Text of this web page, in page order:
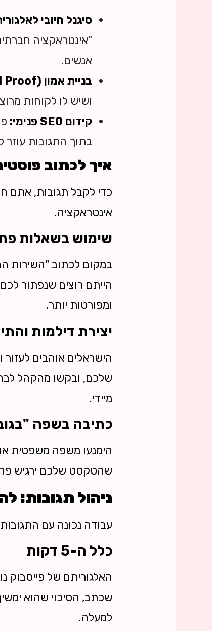
סיגנל חיובי
אנשים.
בניית אמון (Social Proof):
ושיש לו לקוחות
קידום SEO פנימי:
בתוך התגובות עוזר
איך לכתוב
כדי לקבל תגובות, אתם
אינטראקציה.
שימוש בשאלות
במקום לכתוב "השירות
הייתם רוצים שנפתור
ומפורטות יותר.
יצירת דילמות
הישראלים אוהבים
שלכם, ובקשו מהקהל
מיידי.
כתיבה בשפה
הימנעו משפה משפטית או
שהטקסט שלכם ירגיש
ניהול תגובות:
עבודה נכונה עם
כלל ה-5 דקות
האלגוריתם של פייסבוק
שכתב, הסיכוי שהוא
למעלה.